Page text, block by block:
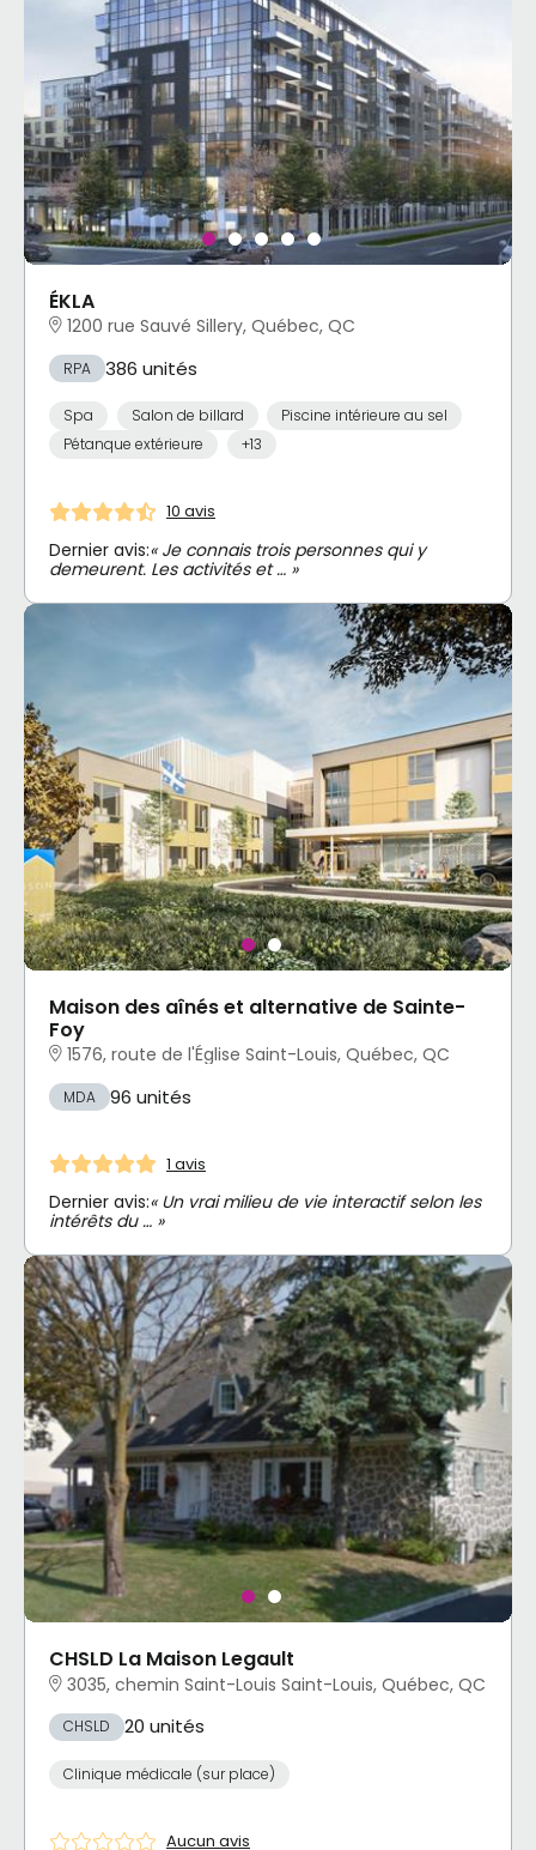
ÉKLA
1200 rue Sauvé Sillery, Québec, QC
RPA 386 unités
Spa Salon de billard
Piscine intérieure au sel
Pétanque extérieure
+13
10 avis
Dernier avis:« Je connais trois personnes qui y
demeurent. Les activités et … »
Maison des aînés et alternative de Sainte-
Foy
1576, route de l'Église Saint-Louis, Québec, QC
MDA 96 unités
1 avis
Dernier avis:« Un vrai milieu de vie interactif selon les
intérêts du … »
CHSLD La Maison Legault
3035, chemin Saint-Louis Saint-Louis, Québec, QC
CHSLD 20 unités
Clinique médicale (sur place)
Aucun avis